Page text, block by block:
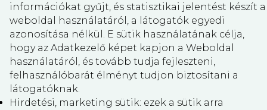
információkat gyűjt, és statisztikai jelentést készít a
weboldal használatáról, a látogatók egyedi
azonosítása nélkül. E sütik használatának célja,
hogy az Adatkezelő képet kapjon a Weboldal
használatáról, és tovább tudja fejleszteni,
felhasználóbarát élményt tudjon biztosítani a
látogatóknak.
Hirdetési, marketing sütik: ezek a sütik arra